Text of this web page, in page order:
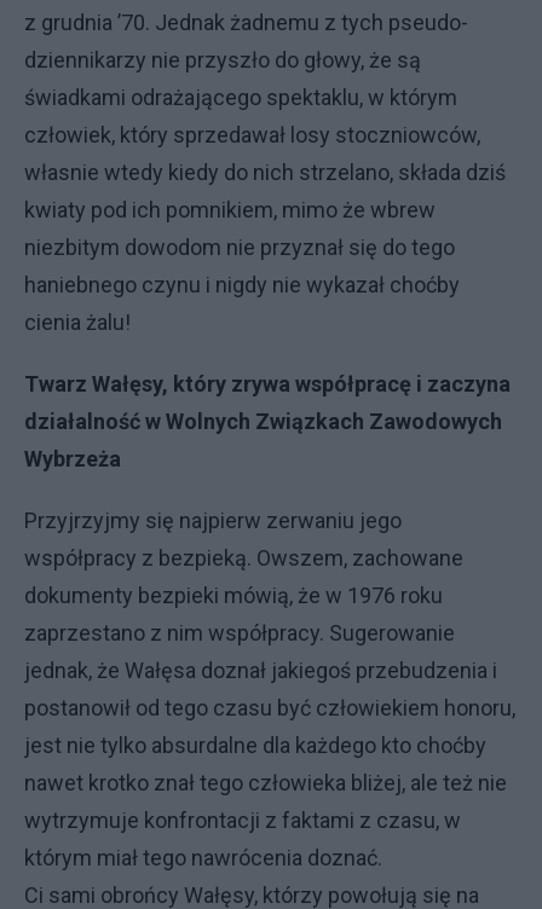
z grudnia ’70. Jednak żadnemu z tych pseudo-
dziennikarzy nie przyszło do głowy, że są
świadkami odrażającego spektaklu, w którym
człowiek, który sprzedawał losy stoczniowców,
własnie wtedy kiedy do nich strzelano, składa dziś
kwiaty pod ich pomnikiem, mimo że wbrew
niezbitym dowodom nie przyznał się do tego
haniebnego czynu i nigdy nie wykazał choćby
cienia żalu!
Twarz Wałęsy, który zrywa współpracę i zaczyna
działalność w Wolnych Związkach Zawodowych
Wybrzeża
Przyjrzyjmy się najpierw zerwaniu jego
współpracy z bezpieką. Owszem, zachowane
dokumenty bezpieki mówią, że w 1976 roku
zaprzestano z nim współpracy. Sugerowanie
jednak, że Wałęsa doznał jakiegoś przebudzenia i
postanowił od tego czasu być człowiekiem honoru,
jest nie tylko absurdalne dla każdego kto choćby
nawet krotko znał tego człowieka bliżej, ale też nie
wytrzymuje konfrontacji z faktami z czasu, w
którym miał tego nawrócenia doznać.
Ci sami obrońcy Wałęsy, którzy powołują się na